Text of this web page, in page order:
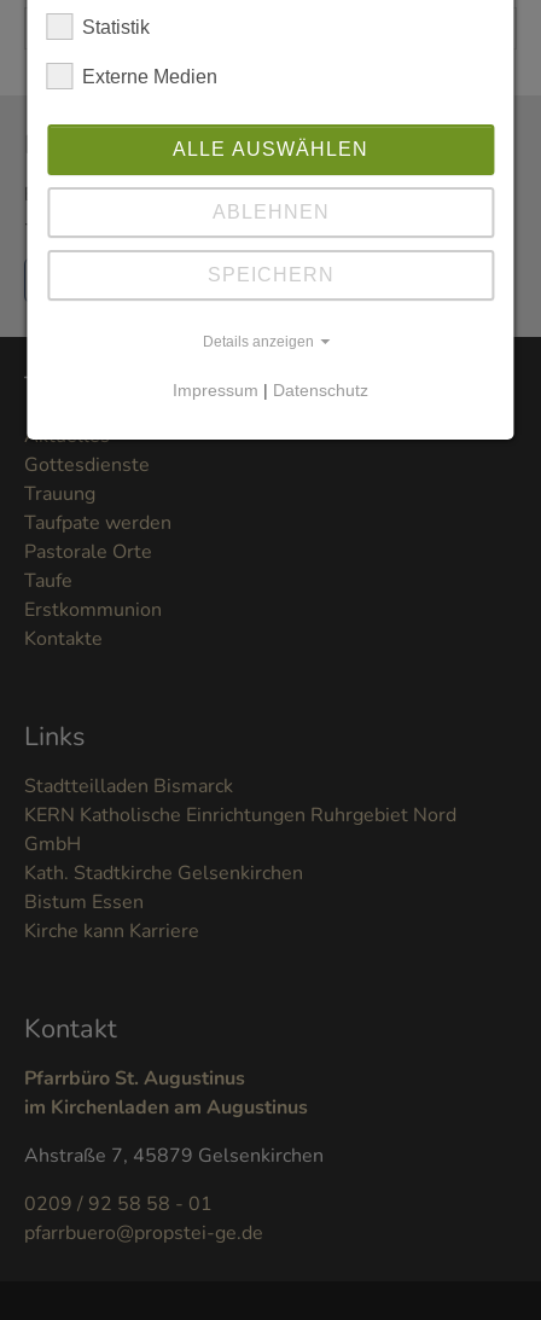
Erhalten Sie den Newsletter der Pfarrei aus erster Hand
- und vor allem umweltfreundlich als E-Mail.
Jetzt hier anmelden
Themen
Aktuelles
Gottesdienste
Trauung
Taufpate werden
Pastorale Orte
Taufe
Erstkommunion
Kontakte
Links
Stadtteilladen Bismarck
KERN Katholische Einrichtungen Ruhrgebiet Nord
GmbH
Kath. Stadtkirche Gelsenkirchen
Bistum Essen
Kirche kann Karriere
Kontakt
Pfarrbüro St. Augustinus
im Kirchenladen am Augustinus
Ahstraße 7, 45879 Gelsenkirchen
0209 / 92 58 58 - 01
pfarrbuero@propstei-ge.de
Statistik
Externe Medien
ALLE AUSWÄHLEN
ABLEHNEN
SPEICHERN
Details anzeigen
Impressum | Datenschutz